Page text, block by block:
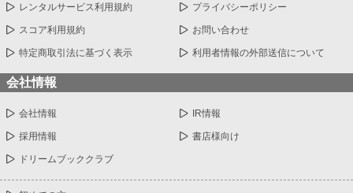
レンタルサービス利用規約 プライバシーポリシー
スコア利用規約 お問い合わせ
特定商取引法に基づく表示 利用者情報の外部送信について
会社情報
会社情報 IR情報
採用情報 書店様向け
ドリームブッククラブ